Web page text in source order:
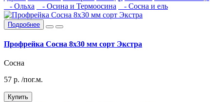
- Ольха
- Осина и Термоосина - Сосна и ель
Подробнее
Профрейка Сосна 8х30 мм сорт Экстра
Сосна
57 р. /пог.м.
Купить